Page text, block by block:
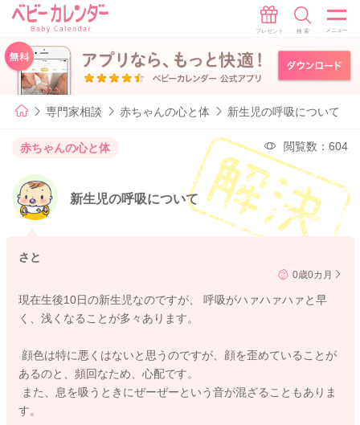
専門家相談 赤ちゃんの心と体 新生児の呼吸について
赤ちゃんの心と体 閲覧数：604
新生児の呼吸について
さと
0歳0カ月
現在生後10日の新生児なのですが、 呼吸がハァハァハァと早
く、浅くなることが多々あります。
顔色は特に悪くはないと思うのですが、顔を歪めていることが
あるのと、頻回なため、心配です。
また、息を吸うときにぜーぜーという音が混ざることもありま
す。